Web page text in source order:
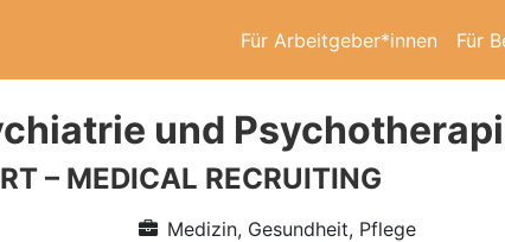
Für Arbeitgeber*innen Für
und
– MEDICAL RECRUITING
Medizin, Gesundheit, Pflege